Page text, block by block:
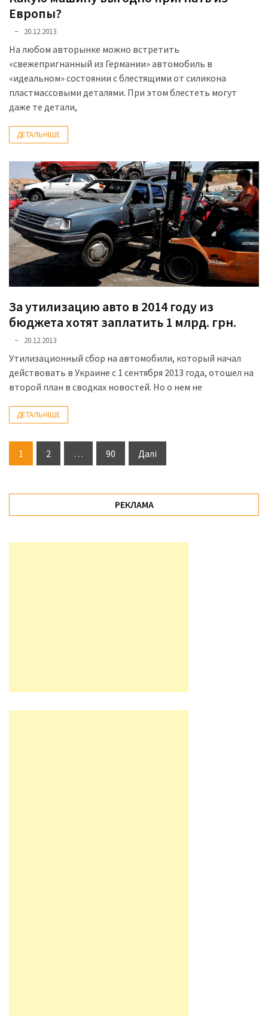
Европы?
20.12.2013
На любом авторынке можно встретить
«свежепригнанный из Германии» автомобиль в
«идеальном» состоянии с блестящими от силикона
пластмассовыми деталями. При этом блестеть могут
даже те детали,
ДЕТАЛЬНІШЕ
За утилизацию авто в 2014 году из
бюджета хотят заплатить 1 млрд. грн.
20.12.2013
Утилизационный сбор на автомобили, который начал
действовать в Украине с 1 сентября 2013 года, отошел на
второй план в сводках новостей. Но о нем не
ДЕТАЛЬНІШЕ
Пагінація
записів
1 2 … 90 Далі
РЕКЛАМА